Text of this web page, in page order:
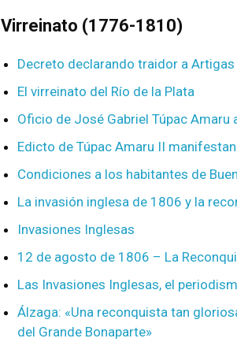
Virreinato (1776-1810)
Decreto declarando traidor a Artigas
El virreinato del Río de la Plata
Oficio de José Gabriel Túpac Amaru
Edicto de Túpac Amaru II
Condiciones a los habitantes de
La invasión inglesa de 1806 y la
Invasiones Inglesas
12 de agosto de 1806 – La
Las Invasiones Inglesas, el
Álzaga: «Una reconquista tan
del Grande Bonaparte»